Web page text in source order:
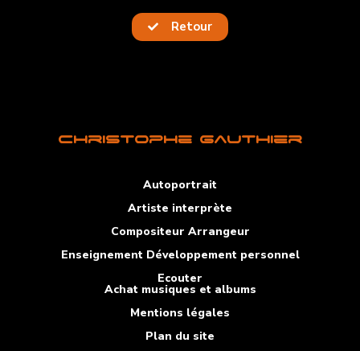
Retour
Christophe Gauthier
Autoportrait
Artiste interprète
Compositeur Arrangeur
Enseignement Développement personnel
Ecouter
Achat musiques et albums
Mentions légales
Plan du site